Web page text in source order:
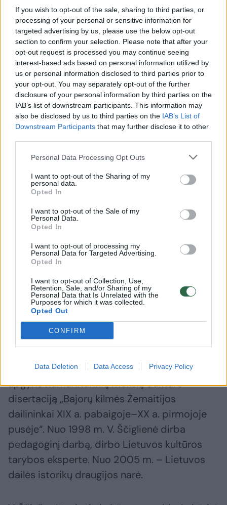
If you wish to opt-out of the sale, sharing to third parties, or
processing of your personal or sensitive information for
targeted advertising by us, please use the below opt-out
section to confirm your selection. Please note that after your
opt-out request is processed you may continue seeing
interest-based ads based on personal information utilized by
us or personal information disclosed to third parties prior to
your opt-out. You may separately opt-out of the further
disclosure of your personal information by third parties on the
IAB’s list of downstream participants. This information may
also be disclosed by us to third parties on the IAB’s List of
Downstream Participants that may further disclose it to other
Personal Data Processing Opt Outs
I want to opt-out of the Sharing of my
personal data.
Opted In
I want to opt-out of the Sale of my
Personal Data.
Opted In
I want to opt-out of processing my
Personal Data for Targeted Advertising.
Opted In
I want to opt-out of Collection, Use,
Retention, Sale, and/or Sharing of my
Personal Data that Is Unrelated with the
Purposes for which it was collected.
Opted Out
CONFIRM
Data Deletion Data Access Privacy Policy
Tarp svarbiausių numatomų darbų ji nurodė
ekspertinę pagalbą rengiant Nekilnojamojo
kultūros paveldo apsaugos, Kilnojamųjų
įstatymų pakeitimų projektus. V. Ščiglienė iš
regionams ir savivaldybėms, kurioms
Paveldo komisija rengia naują paveldosauginį
indeksą. Daugiau pastangų, anot jos, bus
skiriama užsienyje esančio lietuviško kultūros
paveldo identifikavimui ir aktualizavimui.
Vilniuje gimusi menotyrininkė, humanitarinių
mokslų daktarė, pedagogė, kultūros paveldo
tyrinėtoja ir ekspertė Vaidutė Ščiglienė 1996
m. baigė dailėtyros bakalauro studijas
Vilniaus dailės akademijos Meno istorijos ir
įgijo menotyros magistro laipsnį, o 2004 m.
apgynė humanitarinių mokslų daktaro
disertaciją „Bajorų kilmės Žemaitijos
dailininkai XIX a. pabaigoje–XX a. pirmojoje
pusėje“. Nuo 1998 m. V. Ščiglienė dirba
pedagoginį darbą, dirbo Lietuvos kultūros
tarybos eksperte. Nuo 2005 m. – Lietuvos
dailės istorikų draugijos narė.